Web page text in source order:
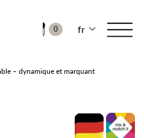
0 fr
– dynamique et marquant